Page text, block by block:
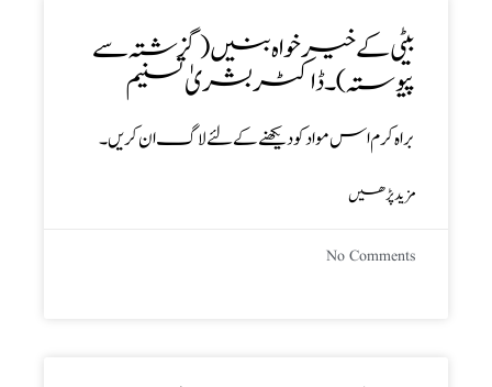
بیٹی کے خیر خواہ بنیں (گزشتہ سے
پیوستہ) ۔ ڈاکٹر بشریٰ تسنیم
براہ کرم اس مواد کو دیکھنے کے لئے لاگ ان کریں۔
مزید پڑھیں
No Comments